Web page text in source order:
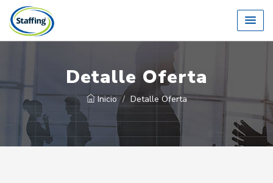
Detalle Oferta
Inicio Detalle Oferta